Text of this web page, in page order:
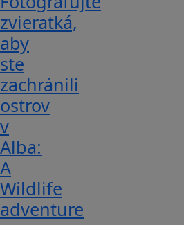
zvieratká,
aby
ste
zachránili
ostrov
v
Alba:
A
Wildlife
adventure